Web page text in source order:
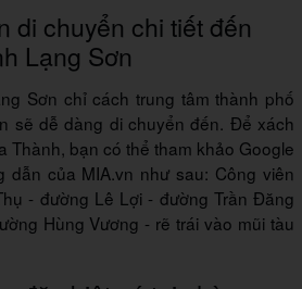
di chuyển chi tiết đến
Lạng Sơn
Sơn chỉ cách trung tâm thành phố
sẽ dễ dàng di chuyển đến. Để xách
Thành, bạn có thể tham khảo Google
dẫn của MIA.vn như sau: Công viên
- đường Lê Lợi - đường Trần Đăng
Hùng Vương - rẽ trái vào mũi tàu